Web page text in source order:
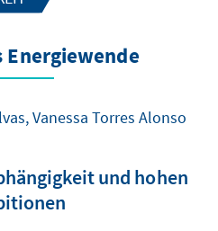
Vanessa Torres Alonso
und hohen